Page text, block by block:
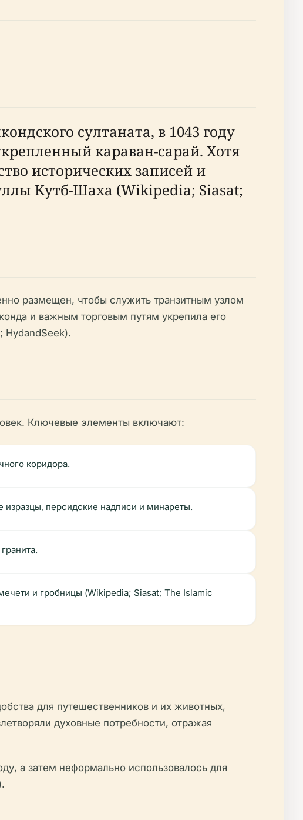
султаната, в 1043 году
караван-сарай. Хотя
исторических записей и
Кутб-Шаха (Wikipedia; Siasat;
размещен, чтобы служить транзитным узлом
и важным торговым путям укрепила его
HydandSeek).
Ключевые элементы включают:
коридора.
персидские надписи и минареты.
и гробницы (Wikipedia; Siasat; The Islamic
для путешественников и их животных,
духовные потребности, отражая
а затем неформально использовалось для